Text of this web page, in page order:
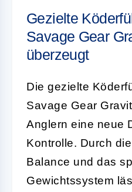
Gezielte
Savage Gear
überzeugt
Die gezielte
Savage Gear
Anglern eine neue
Kontrolle. Durch
Balance und das
Gewichtssystem